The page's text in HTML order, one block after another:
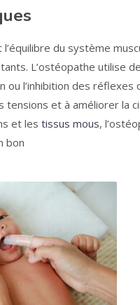
du système
L’ostéopathe utilise
l’inhibition des
et à améliorer la
et les tissus mous,
bon